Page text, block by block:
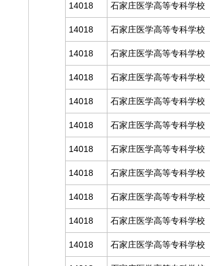
14018 石家庄医学高等专科学校
14018 石家庄医学高等专科学校
14018 石家庄医学高等专科学校
14018 石家庄医学高等专科学校
14018 石家庄医学高等专科学校
14018 石家庄医学高等专科学校
14018 石家庄医学高等专科学校
14018 石家庄医学高等专科学校
14018 石家庄医学高等专科学校
14018 石家庄医学高等专科学校
14018 石家庄医学高等专科学校